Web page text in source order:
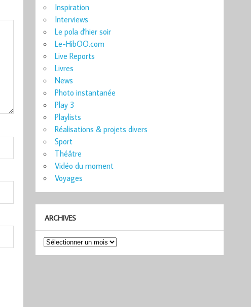
Inspiration
Interviews
Le pola d'hier soir
Le-HibOO.com
Live Reports
Livres
News
Photo instantanée
Play 3
Playlists
Réalisations & projets divers
Sport
Théâtre
Vidéo du moment
Voyages
ARCHIVES
Archives